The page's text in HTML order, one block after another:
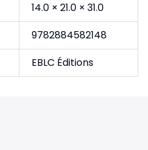
14.0 × 21.0 × 31.0
9782884582148
EBLC Éditions